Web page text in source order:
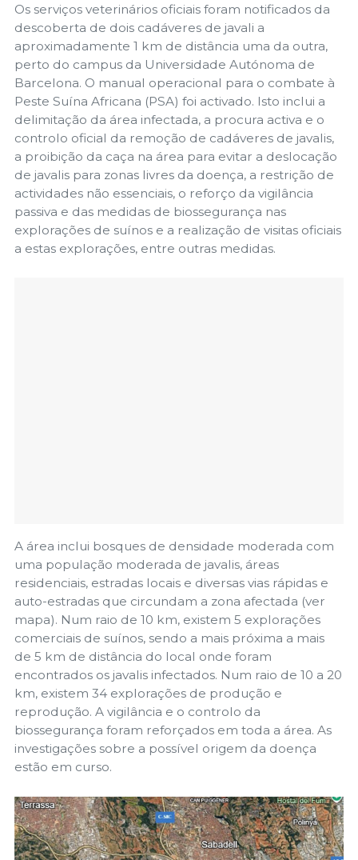
Os serviços veterinários oficiais foram notificados da
descoberta de dois cadáveres de javali a
aproximadamente 1 km de distância uma da outra,
perto do campus da Universidade Autónoma de
Barcelona. O manual operacional para o combate à
Peste Suína Africana (PSA) foi activado. Isto inclui a
delimitação da área infectada, a procura activa e o
controlo oficial da remoção de cadáveres de javalis,
a proibição da caça na área para evitar a deslocação
de javalis para zonas livres da doença, a restrição de
actividades não essenciais, o reforço da vigilância
passiva e das medidas de biossegurança nas
explorações de suínos e a realização de visitas oficiais
a estas explorações, entre outras medidas.
A área inclui bosques de densidade moderada com
uma população moderada de javalis, áreas
residenciais, estradas locais e diversas vias rápidas e
auto-estradas que circundam a zona afectada (ver
mapa). Num raio de 10 km, existem 5 explorações
comerciais de suínos, sendo a mais próxima a mais
de 5 km de distância do local onde foram
encontrados os javalis infectados. Num raio de 10 a 20
km, existem 34 explorações de produção e
reprodução. A vigilância e o controlo da
biossegurança foram reforçados em toda a área. As
investigações sobre a possível origem da doença
estão em curso.